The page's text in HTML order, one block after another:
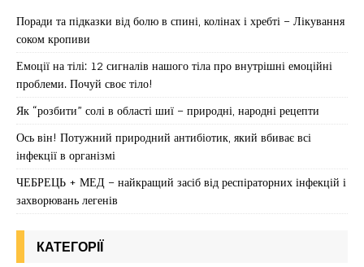
Поради та підказки від болю в спині, колінах і хребті – Лікування
соком кропиви
Емоції на тілі: 12 сигналів нашого тіла про внутрішні емоційні
проблеми. Почуй своє тіло!
Як “розбити” солі в області шиї – природні, народні рецепти
Ось він! Потужний природний антибіотик, який вбиває всі
інфекції в організмі
ЧЕБРЕЦЬ + МЕД – найкращий засіб від респіраторних інфекцій і
захворювань легенів
КАТЕГОРІЇ